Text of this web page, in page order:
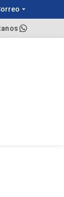
arrow_drop_down